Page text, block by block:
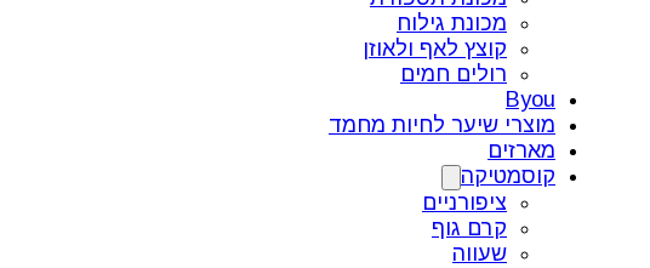
מכונת גילוח
קוצץ לאף ולאוזן
רולים חמים
Byou
מוצרי שיער לחיות מחמד
מארזים
קוסמטיקה
ציפורניים
קרם גוף
שעווה